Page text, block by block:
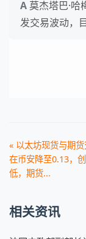
莫杰塔巴·
发交易波动，
« 以太坊现货与期
在币安降至0.13，
低，期货...
相关资讯